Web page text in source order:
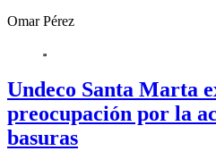
Omar Pérez
Undeco Santa Marta
preocupación por la
basuras